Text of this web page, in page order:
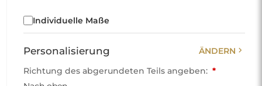
Individuelle Maße
Personalisierung ÄNDERN chevron_right
Richtung des abgerundeten Teils angeben: *